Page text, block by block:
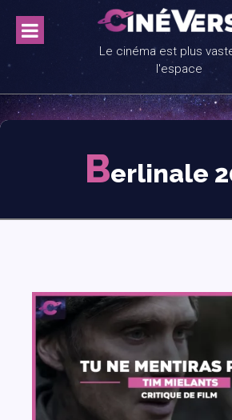
content
Le cinéma est plus
l'espace
Berlinale